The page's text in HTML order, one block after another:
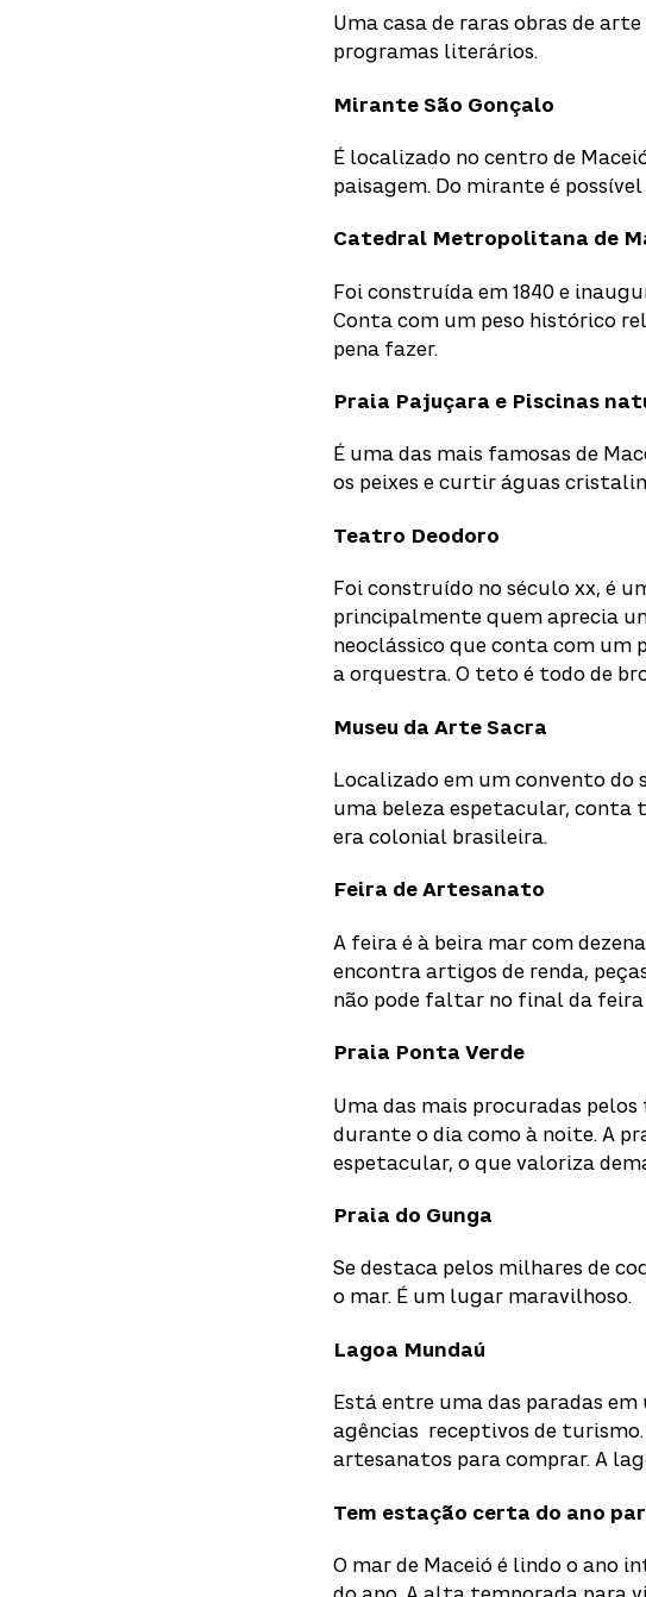
Uma casa de raras obras de
programas literários.
Mirante São Gonçalo
É localizado no centro de
paisagem. Do mirante é
Catedral Metropolitana de
Foi construída em 1840 e
Conta com um peso histórico
pena fazer.
Praia Pajuçara e Piscinas
É uma das mais famosas de
os peixes e curtir águas
Teatro Deodoro
Foi construído no século xx, é
principalmente quem aprecia
neoclássico que conta com um
a orquestra. O teto é todo de
Museu da Arte Sacra
Localizado em um convento do
uma beleza espetacular, conta
era colonial brasileira.
Feira de Artesanato
A feira é à beira mar com
encontra artigos de renda,
não pode faltar no final da
Praia Ponta Verde
Uma das mais procuradas
durante o dia como à noite. A
espetacular, o que valoriza
Praia do Gunga
Se destaca pelos milhares de
o mar. É um lugar maravilhoso.
Lagoa Mundaú
Está entre uma das paradas em
agências receptivos de
artesanatos para comprar. A
Tem estação certa do ano
O mar de Maceió é lindo o ano